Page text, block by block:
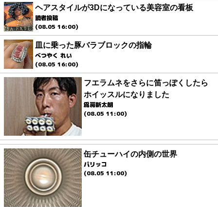
ヘアスタイルが3Dになっている美容室の看板
読者投稿
(08.05 16:00)
皿に乗った豚バラブロックの指輪
べつやく れい
(08.05 16:00)
フエラムネをさらに笛っぽくしたら
ホイッスルになりました
爲房新太朗
(08.05 11:00)
缶チューハイの内側の世界
パリッコ
(08.05 11:00)